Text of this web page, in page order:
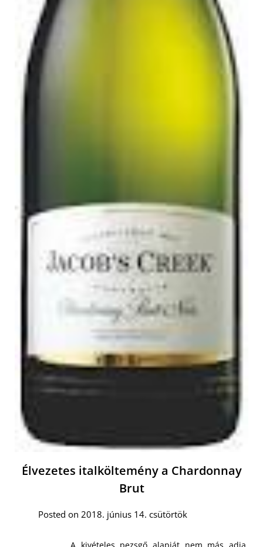
Élvezetes italköltemény a Chardonnay
Brut
Posted on 2018. június 14. csütörtök